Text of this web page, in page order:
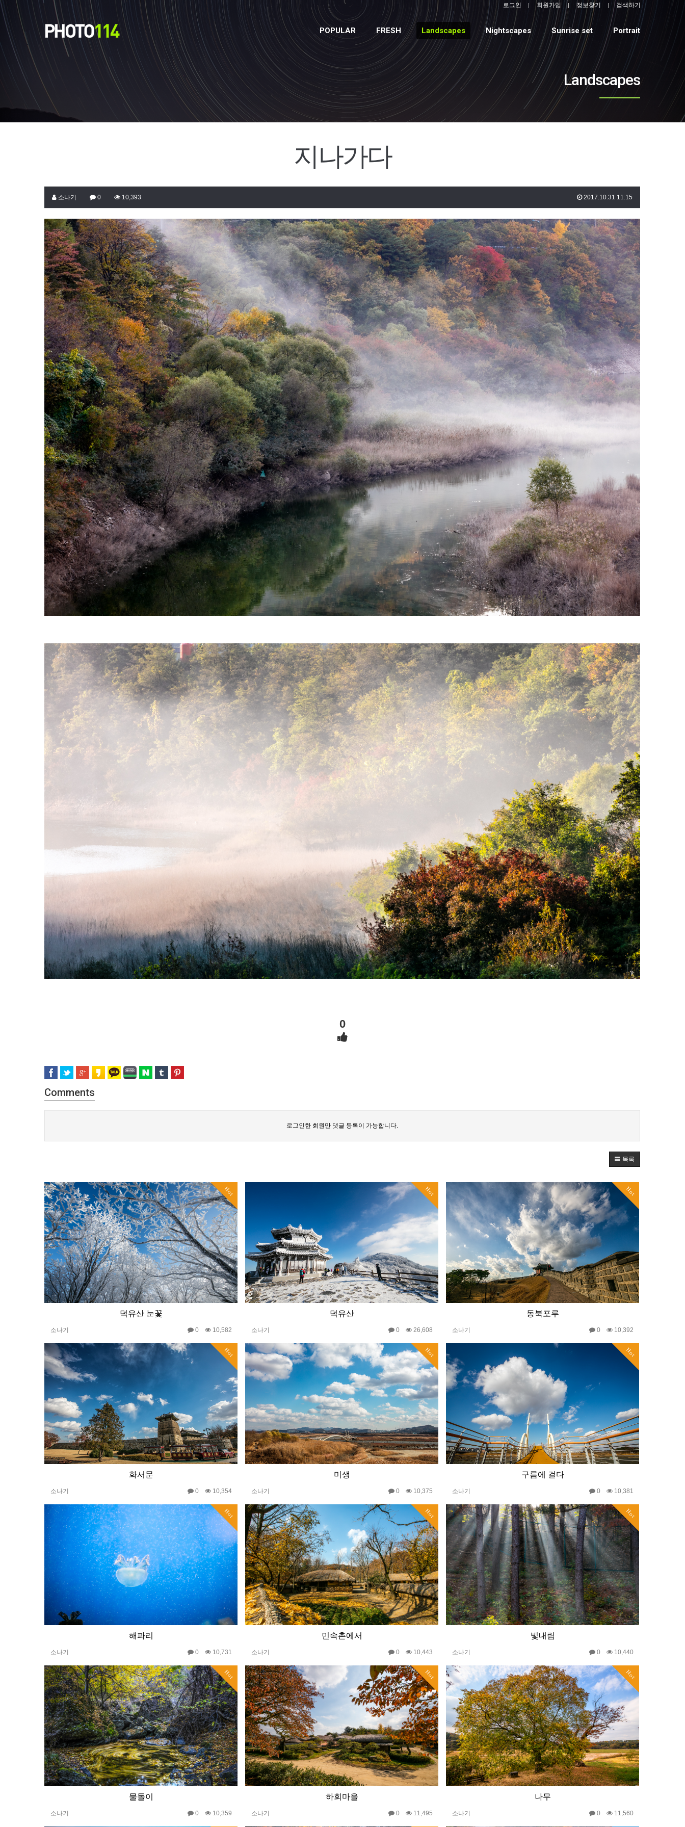
로그인 회원가입 정보찾기 검색하기
POPULAR FRESH Landscapes Nightscapes Sunrise set Portrait
Landscapes
지나가다
소나기 0 10,393 2017.10.31 11:15
0
Comments
로그인한 회원만 댓글 등록이 가능합니다.
목록
Hot
덕유산 눈꽃
소나기 0 10,582
Hot
덕유산
소나기 0 26,608
Hot
동북포루
소나기 0 10,392
Hot
화서문
소나기 0 10,354
Hot
미생
소나기 0 10,375
Hot
구름에 걸다
소나기 0 10,381
Hot
해파리
소나기 0 10,731
Hot
민속촌에서
소나기 0 10,443
Hot
빛내림
소나기 0 10,440
Hot
물돌이
소나기 0 10,359
Hot
하회마을
소나기 0 11,495
Hot
나무
소나기 0 11,560